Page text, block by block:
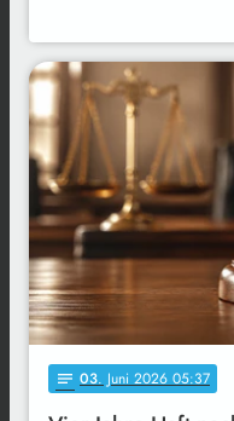
notes 03. Juni 2026 05:37